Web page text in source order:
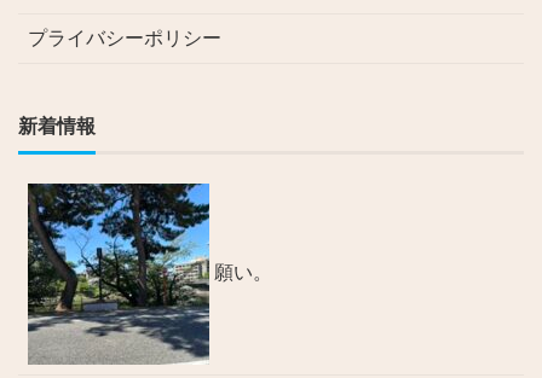
プライバシーポリシー
新着情報
願い。